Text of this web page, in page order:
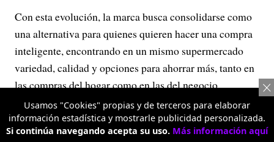
Con esta evolución, la marca busca consolidarse como
una alternativa para quienes quieren hacer una compra
inteligente, encontrando en un mismo supermercado
variedad, calidad y opciones para ahorrar más, tanto en
las compras del hogar como en las del negocio.
Usamos "Cookies" propias y de terceros para elaborar
información estadística y mostrarle publicidad personalizada.
Si continúa navegando acepta su uso. Más información aquí